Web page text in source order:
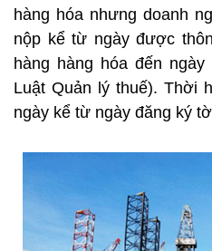
hàng hóa nhưng doanh
nộp kể từ ngày được
hàng hàng hóa đến
Luật Quản lý thuế). Thời
ngày kể từ ngày đăng ký